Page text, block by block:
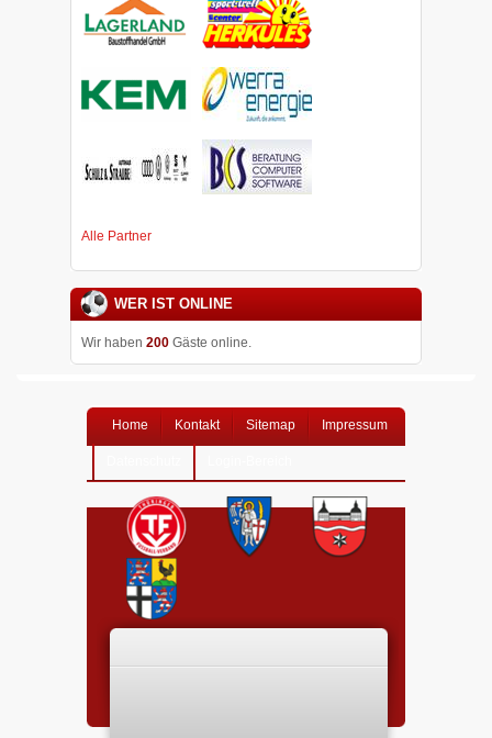
Alle Partner
WER IST ONLINE
Wir haben 200 Gäste online.
Home Kontakt Sitemap Impressum